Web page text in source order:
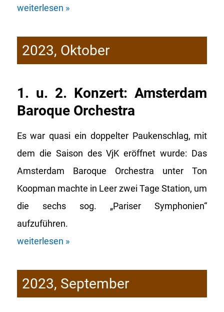
weiterlesen »
2023, Oktober
1. u. 2. Konzert: Amsterdam
Baroque Orchestra
Es war quasi ein doppelter Paukenschlag, mit
dem die Saison des VjK eröffnet wurde: Das
Amsterdam Baroque Orchestra unter Ton
Koopman machte in Leer zwei Tage Station, um
die sechs sog. „Pariser Symphonien“
aufzuführen.
weiterlesen »
2023, September